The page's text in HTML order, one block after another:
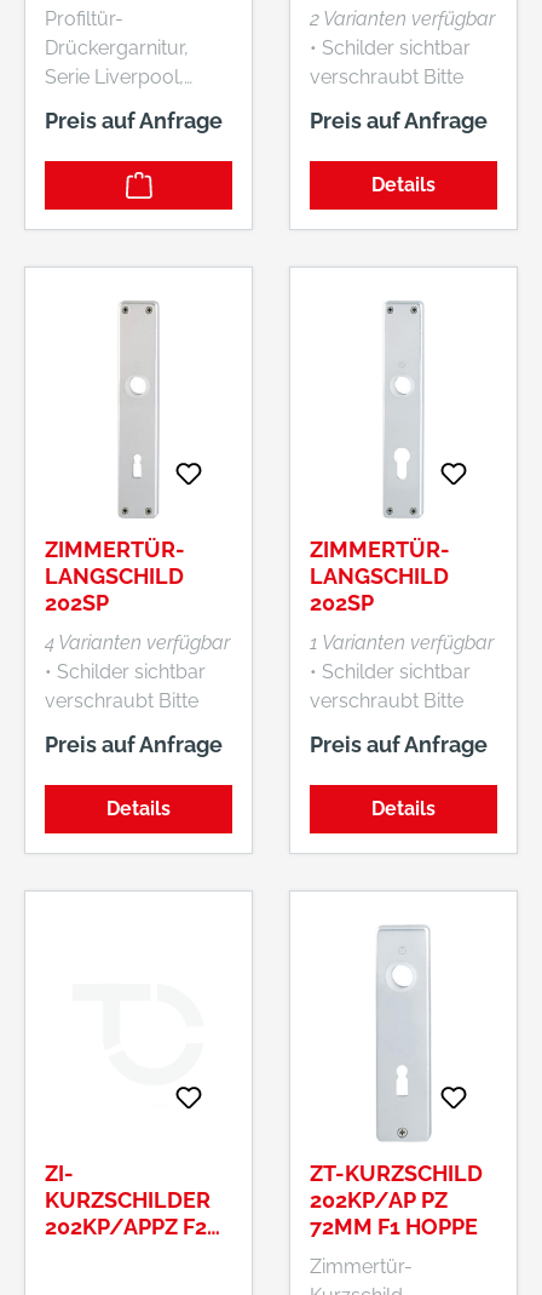
92PZ
Profiltür-
Drückergarnitur,
Serie Liverpool,
1313G/3357N •
HOPPE-Aluminium-
Profiltür-Langschild-
Garnitur (Türgriff-
gelagert mit
Profilvollstift-
Schilder mit
Stütznocken •
Befestigung:
verdeckt, Kunststoff-
Dübel (Schrauben
für Kunststoff-Dübel,
Blindsteck- muttern
für Aluminiumtüren
oder Spreiznocken
separat bestellen
AG, Am Plausdorfer
Tor 13, 35260
Stadtallendorf, DE,
+4964289320,
Preis auf Anfrage
2 Varianten verfügbar
• Schilder sichtbar
verschraubt Bitte
beachten Sie die
abweichenden VE 1
Paar bzw. 50 Paar.
Preis auf Anfrage
Details
ZIMMERTÜR-
LANGSCHILD
202SP
4 Varianten verfügbar
• Schilder sichtbar
verschraubt Bitte
beachten Sie die
abweichenden VE 1
Paar bzw. 50 Paar.
Preis auf Anfrage
Details
ZIMMERTÜR-
LANGSCHILD
202SP
1 Varianten verfügbar
• Schilder sichtbar
verschraubt Bitte
beachten Sie die
abweichenden VE 1
Paar bzw. 50 Paar.
Preis auf Anfrage
Details
ZI-
KURZSCHILDER
202KP/APPZ F2
ZT-KURZSCHILD
202KP/AP PZ
72MM F1 HOPPE
Zimmertür-